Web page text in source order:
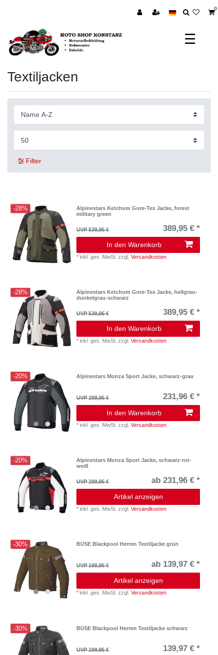
0
☰
Textiljacken
Filter
-28%
Alpinestars Ketchum Gore-Tex Jacke, forest
military green
UVP 539,95 € 389,95 € *
In den Warenkorb
*inkl. ges. MwSt. zzgl.Versandkosten
-28%
Alpinestars Ketchum Gore-Tex Jacke, hellgrau-
dunkelgrau-schwarz
UVP 539,95 € 389,95 € *
In den Warenkorb
*inkl. ges. MwSt. zzgl.Versandkosten
-20% Alpinestars Monza Sport Jacke, schwarz-grau
UVP 289,95 € 231,96 € *
In den Warenkorb
*inkl. ges. MwSt. zzgl.Versandkosten
-20%
Alpinestars Monza Sport Jacke, schwarz-rot-
weiß
UVP 289,95 € ab 231,96 € *
Artikel anzeigen
*inkl. ges. MwSt. zzgl.Versandkosten
-30% BÜSE Blackpool Herren Textiljacke grün
UVP 199,95 € ab 139,97 € *
Artikel anzeigen
*inkl. ges. MwSt. zzgl.Versandkosten
-30% BÜSE Blackpool Herren Textiljacke schwarz
UVP 199,95 € 139,97 € *